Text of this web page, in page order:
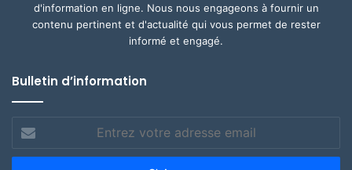
d'information en ligne. Nous nous engageons à fournir un
contenu pertinent et d'actualité qui vous permet de rester
informé et engagé.
Bulletin d’information
votre
adresse